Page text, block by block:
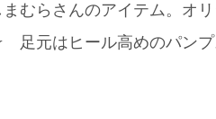
むらさんのアイテム。オ
元はヒール高めのパンプ